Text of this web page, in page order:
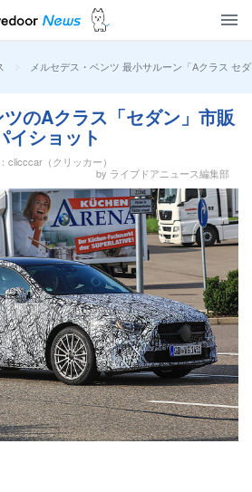
> メルセデス・ベンツ 最小サルーン「Aクラス セ
のAクラス「セダン」市販
イショット
clicccar（クリッカー）
by ライブドアニュース編集部